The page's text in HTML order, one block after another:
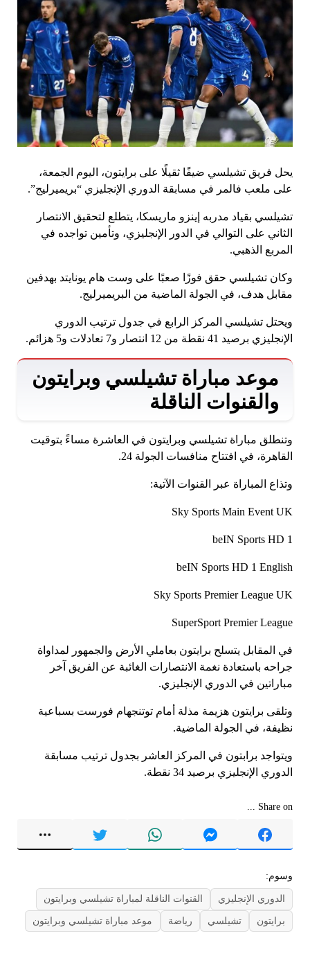
يحل فريق تشيلسي ضيفًا ثقيلًا على برايتون، اليوم الجمعة،
على ملعب فالمر في مسابقة الدوري الإنجليزي “بريميرليج”.
تشيلسي بقياد مدربه إينزو ماريسكا، يتطلع لتحقيق الانتصار
الثاني على التوالي في الدور الإنجليزي، وتأمين تواجده في
المربع الذهبي.
وكان تشيلسي حقق فوزًا صعبًا على وست هام يونايتد بهدفين
مقابل هدف، في الجولة الماضية من البريميرليج.
ويحتل تشيلسي المركز الرابع في جدول ترتيب الدوري
الإنجليزي برصيد 41 نقطة من 12 انتصار و7 تعادلات و5 هزائم.
موعد مباراة تشيلسي وبرايتون
والقنوات الناقلة
وتنطلق مباراة تشيلسي وبرايتون في العاشرة مساءً بتوقيت
القاهرة، في افتتاح منافسات الجولة 24.
وتذاع المباراة عبر القنوات الآتية:
Sky Sports Main Event UK
beIN Sports HD 1
beIN Sports HD 1 English
Sky Sports Premier League UK
SuperSport Premier League
في المقابل يتسلح برايتون بعاملي الأرض والجمهور لمداواة
جراحه باستعادة نغمة الانتصارات الغائبة عن الفريق آخر
مباراتين في الدوري الإنجليزي.
وتلقى برايتون هزيمة مذلة أمام توتنجهام فورست بسباعية
نظيفة، في الجولة الماضية.
ويتواجد برابتون في المركز العاشر بجدول ترتيب مسابقة
الدوري الإنجليزي برصيد 34 نقطة.
Share on ...
وسوم:
الدوري الإنجليزي
القنوات الناقلة لمباراة تشيلسي وبرايتون
برايتون
تشيلسي رياضة موعد مباراة تشيلسي وبرايتون